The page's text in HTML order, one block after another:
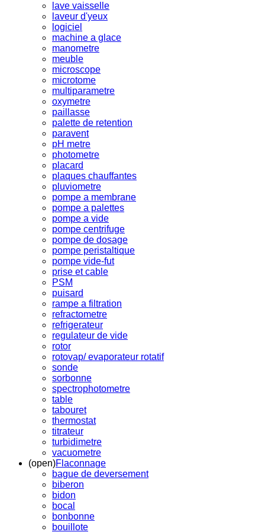
lave vaisselle
laveur d'yeux
logiciel
machine a glace
manometre
meuble
microscope
microtome
multiparametre
oxymetre
paillasse
palette de retention
paravent
pH metre
photometre
placard
plaques chauffantes
pluviometre
pompe a membrane
pompe a palettes
pompe a vide
pompe centrifuge
pompe de dosage
pompe peristaltique
pompe vide-fut
prise et cable
PSM
puisard
rampe a filtration
refractometre
refrigerateur
regulateur de vide
rotor
rotovap/ evaporateur rotatif
sonde
sorbonne
spectrophotometre
table
tabouret
thermostat
titrateur
turbidimetre
vacuometre
(open)Flaconnage
bague de deversement
biberon
bidon
bocal
bonbonne
bouillote